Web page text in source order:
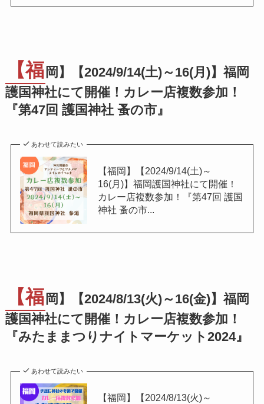
【福 岡】【2024/9/14(土)～16(月)】福岡
護国神社にて開催！カレー店複数参加！
『第47回 護国神社 蚤の市』
あわせて読みたい
【福岡】【2024/9/14(土)～
16(月)】福岡護国神社にて開催！
カレー店複数参加！『第47回 護国
神社 蚤の市...
【福 岡】【2024/8/13(火)～16(金)】福岡
護国神社にて開催！カレー店複数参加！
『みたままつりナイトマーケット2024』
あわせて読みたい
【福岡】【2024/8/13(火)～